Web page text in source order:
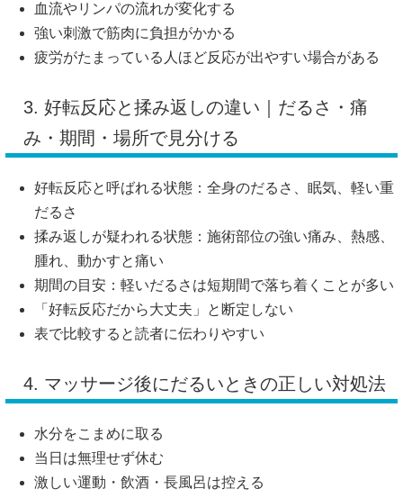
血流やリンパの流れが変化する
強い刺激で筋肉に負担がかかる
疲労がたまっている人ほど反応が出やすい場合がある
3. 好転反応と揉み返しの違い｜だるさ・痛
み・期間・場所で見分ける
好転反応と呼ばれる状態：全身のだるさ、眠気、軽い重
だるさ
揉み返しが疑われる状態：施術部位の強い痛み、熱感、
腫れ、動かすと痛い
期間の目安：軽いだるさは短期間で落ち着くことが多い
「好転反応だから大丈夫」と断定しない
表で比較すると読者に伝わりやすい
4. マッサージ後にだるいときの正しい対処法
水分をこまめに取る
当日は無理せず休む
激しい運動・飲酒・長風呂は控える